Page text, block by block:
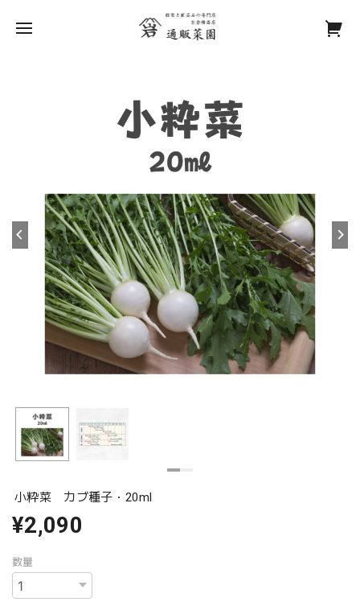
小粋菜 カブ種子・20ml
¥2,090
数量